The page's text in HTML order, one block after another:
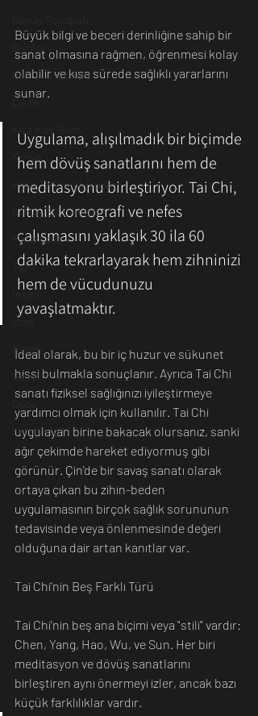
Günün Düşüneni
Çevre
Kısa Kısa Bilim
Kimya
Bilim Tarihinde Bugün
Günün Bilim İnsanı
Matematik
Tıp
İnsan
Uzay
Resim
Sanat
Fotoğrafçılık
Büyük bilgi ve beceri derinliğine sahip bir
sanat olmasına rağmen, öğrenmesi kolay
olabilir ve kısa sürede sağlıklı yararlarını
sunar.
Uygulama, alışılmadık bir biçimde
hem dövüş sanatlarını hem de
meditasyonu birleştiriyor. Tai Chi,
ritmik koreografi ve nefes
çalışmasını yaklaşık 30 ila 60
dakika tekrarlayarak hem zihninizi
hem de vücudunuzu
yavaşlatmaktır.
İdeal olarak, bu bir iç huzur ve sükunet
hissi bulmakla sonuçlanır. Ayrıca Tai Chi
sanatı fiziksel sağlığınızı iyileştirmeye
yardımcı olmak için kullanılır. Tai Chi
uygulayan birine bakacak olursanız, sanki
ağır çekimde hareket ediyormuş gibi
görünür. Çin'de bir savaş sanatı olarak
ortaya çıkan bu zihin-beden
uygulamasının birçok sağlık sorununun
tedavisinde veya önlenmesinde değeri
olduğuna dair artan kanıtlar var.
Tai Chi'nin Beş Farklı Türü
Tai Chi'nin beş ana biçimi veya "stili" vardır:
Chen, Yang, Hao, Wu, ve Sun. Her biri
meditasyon ve dövüş sanatlarını
birleştiren aynı önermeyi izler, ancak bazı
küçük farklılıklar vardır.